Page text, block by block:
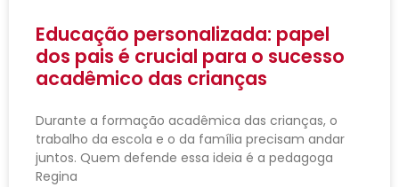
Educação personalizada: papel
dos pais é crucial para o sucesso
acadêmico das crianças
Durante a formação acadêmica das crianças, o
trabalho da escola e o da família precisam andar
juntos. Quem defende essa ideia é a pedagoga
Regina